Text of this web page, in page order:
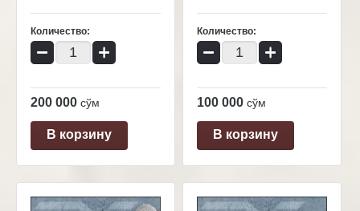
Количество:
− +
200 000 сўм
В корзину
Количество:
− +
100 000 сўм
В корзину